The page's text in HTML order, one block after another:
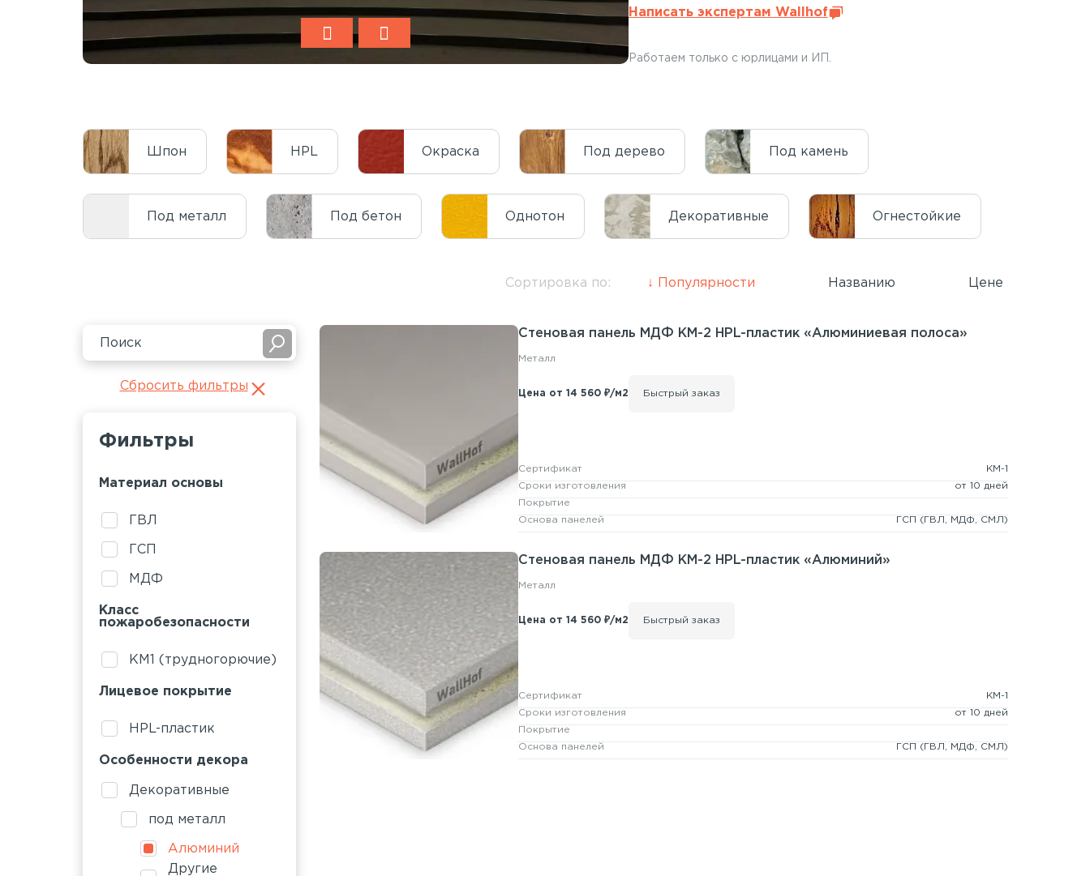
Написать экспертам Wallhof
Работаем только с юрлицами и ИП.
Шпон HPL Окраска Под дерево Под камень
Под металл Под бетон Однотон Декоративные Огнестойкие
Сортировка по: Популярности Названию Цене
Сбросить фильтры
Фильтры
Материал основы
ГВЛ
ГСП
МДФ
Класс
пожаробезопасности
КМ1 (трудногорючие)
Лицевое покрытие
HPL-пластик
Особенности декора
Декоративные
под металл
Алюминий
Другие
Стеновая панель МДФ КМ-2 HPL-пластик «Алюминиевая полоса»
Металл
Цена от 14 560 ₽/м2 Быстрый заказ
Сертификат
КМ-1
Сроки изготовления
от 10 дней
Покрытие
Основа панелей
ГСП (ГВЛ, МДФ, СМЛ)
Стеновая панель МДФ КМ-2 HPL-пластик «Алюминий»
Металл
Цена от 14 560 ₽/м2 Быстрый заказ
Сертификат
КМ-1
Сроки изготовления
от 10 дней
Покрытие
Основа панелей
ГСП (ГВЛ, МДФ, СМЛ)